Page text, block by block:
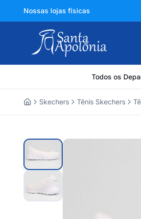
Nossas lojas físicas
Todos os
Skechers Tênis Skechers